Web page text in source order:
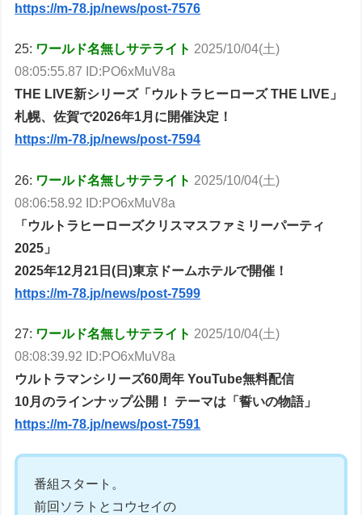
https://m-78.jp/news/post-7576
25: ワールド名無しサテライト 2025/10/04(土)
08:05:55.87 ID:PO6xMuV8a
THE LIVE新シリーズ「ウルトラヒーローズ THE LIVE」
札幌、佐賀で2026年1月に開催決定！
https://m-78.jp/news/post-7594
26: ワールド名無しサテライト 2025/10/04(土)
08:06:58.92 ID:PO6xMuV8a
「ウルトラヒーローズクリスマスファミリーパーティ
2025」
2025年12月21日(日)東京ドームホテルで開催！
https://m-78.jp/news/post-7599
27: ワールド名無しサテライト 2025/10/04(土)
08:08:39.92 ID:PO6xMuV8a
ウルトラマンシリーズ60周年 YouTube無料配信
10月のラインナップ公開！ テーマは「誓いの物語」
https://m-78.jp/news/post-7591
番組スタート。
前回ソラトとコウセイの